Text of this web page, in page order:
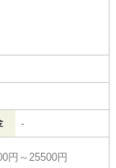
-
円～25500円